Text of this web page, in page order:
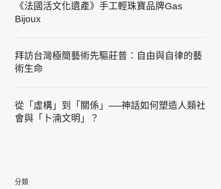
《法國活文化遺產》手工輕珠寶品牌Gas
Bijoux
拜訪台灣極簡藝術先驅莊普：自由與自律的藝
術生命
從「虛構」到「關係」──神話如何塑造人類社
會與「卜湳文明」？
分類